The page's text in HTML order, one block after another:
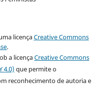
licençaCreative Commons
.
a licençaCreative Commons
4.0) que permite o
reconhecimento de autoria e